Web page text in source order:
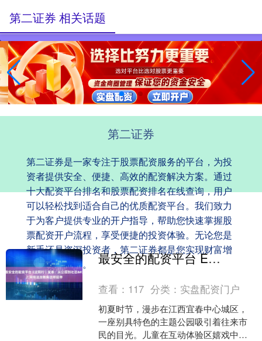
第二证券
第二证券是一家专注于股票配资服务的平台，为投
资者提供安全、便捷、高效的配资解决方案。通过
十大配资平台排名和股票配资排名在线查询，用户
可以轻松找到适合自己的优质配资平台。我们致力
于为客户提供专业的开户指导，帮助您快速掌握股
票配资开户流程，享受便捷的投资体验。无论您是
新手还是资深投资者，第二证券都是您实现财富增
值的可靠选择。
第二证券 相关话题
最安全的配资平台 E法同行｜宜春：从公园到社区&#32;网络法治触角这样延伸
查看： 117 分类： 实盘配资门户
初夏时节，漫步在江西宜春中心城区，
一座别具特色的主题公园吸引着往来市
民的目光。儿童在互动体验区嬉戏中学